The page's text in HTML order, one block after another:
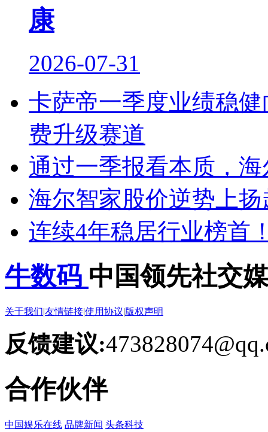
康
2026-07-31
卡萨帝一季度业绩稳
费升级赛道
通过一季报看本质，
海尔智家股价逆势上
连续4年稳居行业榜首
牛数码 中国领先社交
关于我们|友情链接|使用协议|版权声明
反馈建议:
合作伙伴
中国娱乐在线 品牌新闻 头条科技